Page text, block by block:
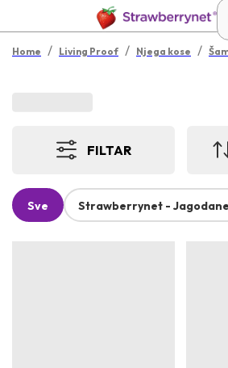
Home / Living Proof / Njega kose /
FILTAR
Sve Strawberrynet -